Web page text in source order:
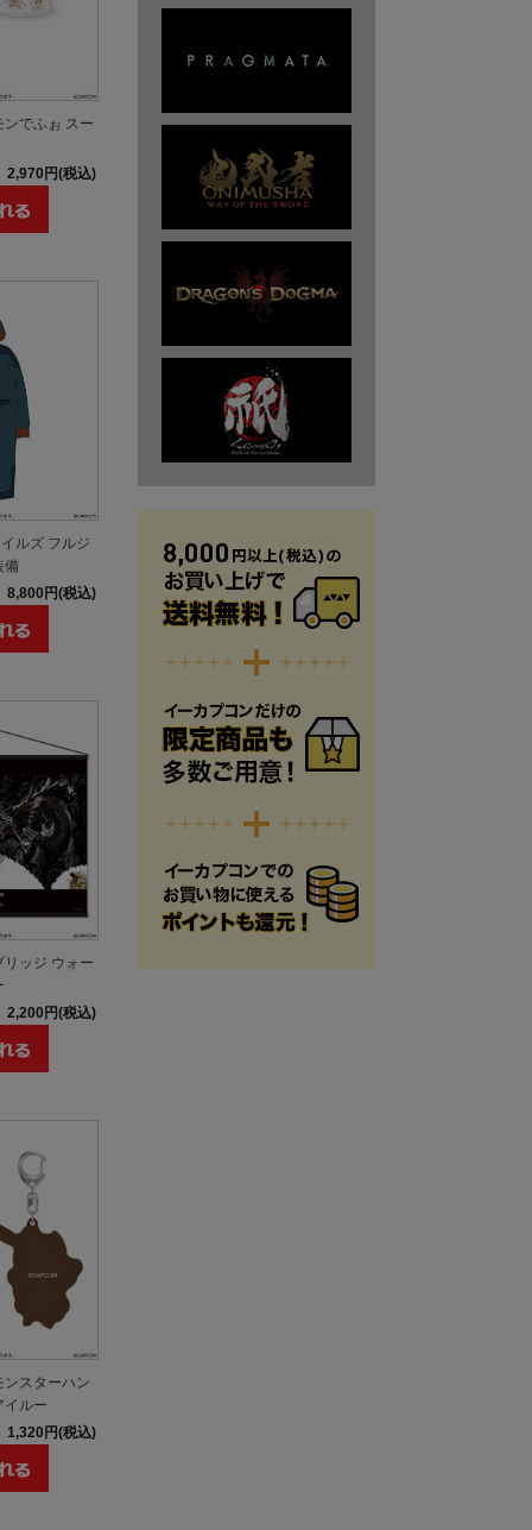
でふぉ スー
2,970円(税込)
ルズ フルジ
備
8,800円(税込)
ッジ ウォー
2,200円(税込)
スターハン
イルー
1,320円(税込)